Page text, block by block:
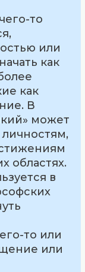
то
или
как
как
В
может
областях.
в
то или
или